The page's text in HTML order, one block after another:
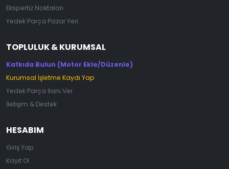
Ekspertiz Noktaları
Yedek Parça Pazar Yeri
TOPLULUK & KURUMSAL
Katkıda Bulun (Motor Ekle/Düzenle)
Kurumsal İşletme Kaydı Yap
Yedek Parça İlanı Ver
İletişim & Destek
HESABIM
Giriş Yap
Kayıt Ol